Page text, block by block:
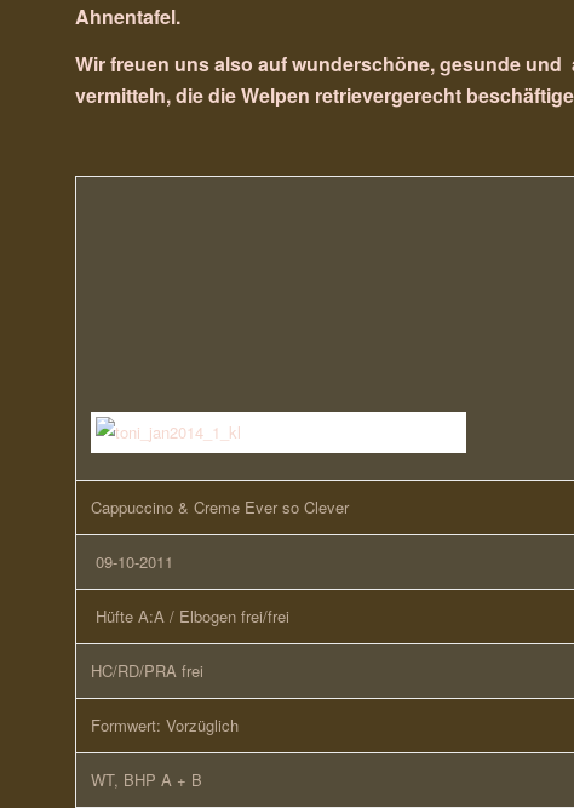
Ahnentafel.
Wir freuen uns also auf wunderschöne, gesunde und
vermitteln, die die Welpen retrievergerecht
Cappuccino & Creme Ever so Clever
09-10-2011
Hüfte A:A / Elbogen frei/frei
HC/RD/PRA frei
Formwert: Vorzüglich
WT, BHP A + B